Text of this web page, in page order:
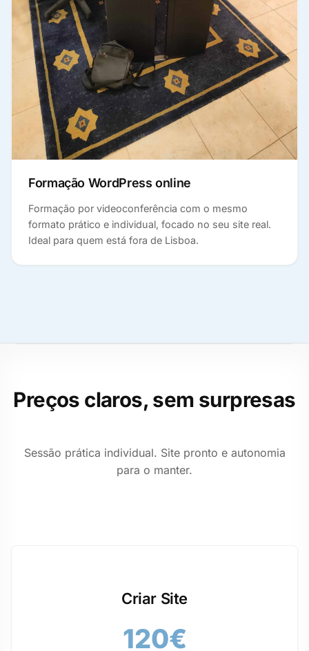
Formação WordPress online
Formação por videoconferência com o mesmo
formato prático e individual, focado no seu site real.
Ideal para quem está fora de Lisboa.
Preços claros, sem surpresas
Sessão prática individual. Site pronto e autonomia
para o manter.
Criar Site
120€